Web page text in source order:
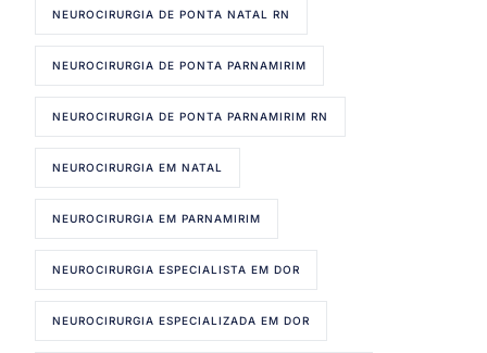
NEUROCIRURGIA DE PONTA NATAL RN
NEUROCIRURGIA DE PONTA PARNAMIRIM
NEUROCIRURGIA DE PONTA PARNAMIRIM RN
NEUROCIRURGIA EM NATAL
NEUROCIRURGIA EM PARNAMIRIM
NEUROCIRURGIA ESPECIALISTA EM DOR
NEUROCIRURGIA ESPECIALIZADA EM DOR